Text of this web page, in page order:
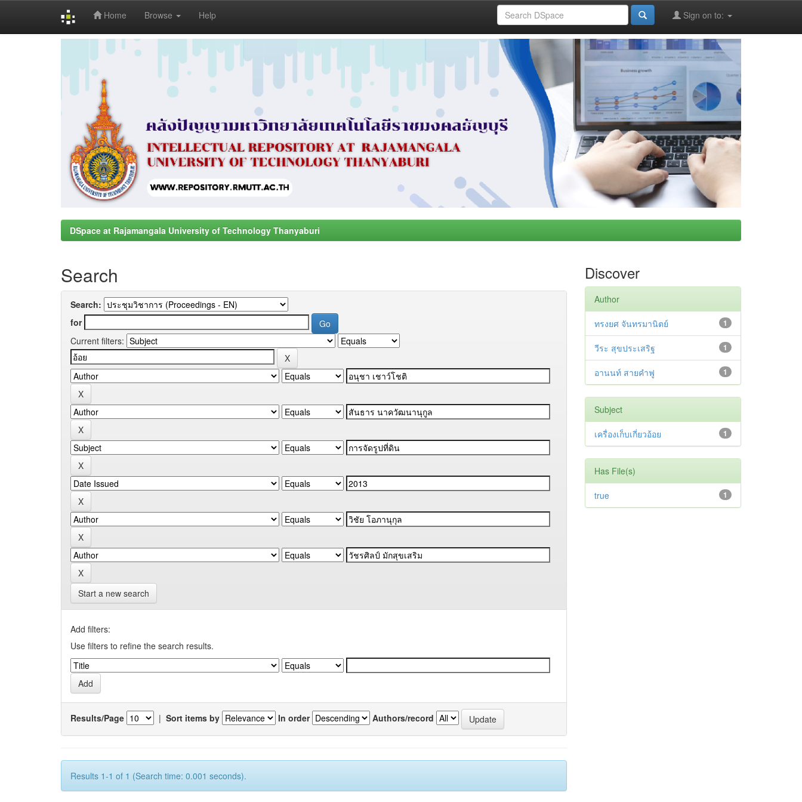
Home Browse Help Sign on to:
DSpace at Rajamangala University of Technology Thanyaburi
Search
Search:
for
Current filters:
Start a new search
Add filters:
Use filters to refine the search results.
Results/Page | Sort items by In order Authors/record
Results 1-1 of 1 (Search time: 0.001 seconds).
Discover
Author
1
ทรงยศ จันทรมานิตย์
1
วีระ สุขประเสริฐ
1
อานนท์ สายคำฟู
Subject
1
เครื่องเก็บเกี่ยวอ้อย
Has File(s)
1
true